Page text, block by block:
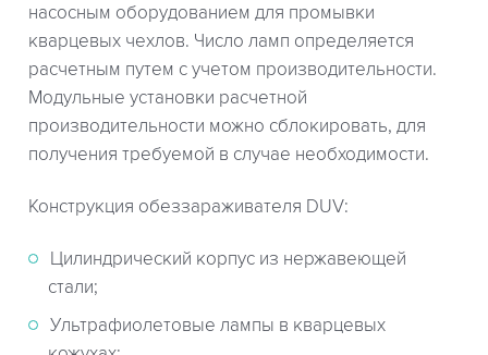
насосным оборудованием для промывки
кварцевых чехлов. Число ламп определяется
расчетным путем с учетом производительности.
Модульные установки расчетной
производительности можно сблокировать, для
получения требуемой в случае необходимости.
Конструкция обеззараживателя DUV:
Цилиндрический корпус из нержавеющей
стали;
Ультрафиолетовые лампы в кварцевых